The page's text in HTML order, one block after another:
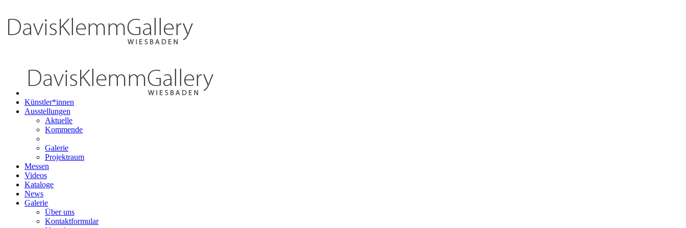
Künstler*innen
Ausstellungen
Aktuelle
Kommende
Galerie
Projektraum
Messen
Videos
Kataloge
News
Galerie
Über uns
Kontaktformular